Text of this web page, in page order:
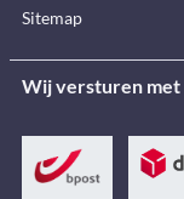
Sitemap
Wij versturen met